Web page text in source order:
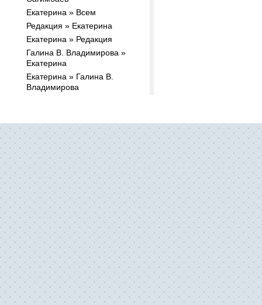
Екатерина » Всем
Редакция » Екатерина
Екатерина » Редакция
Галина В. Владимирова »
Екатерина
Екатерина » Галина В.
Владимирова